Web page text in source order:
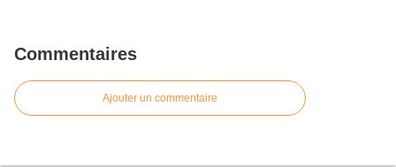
Commentaires
Ajouter un commentaire